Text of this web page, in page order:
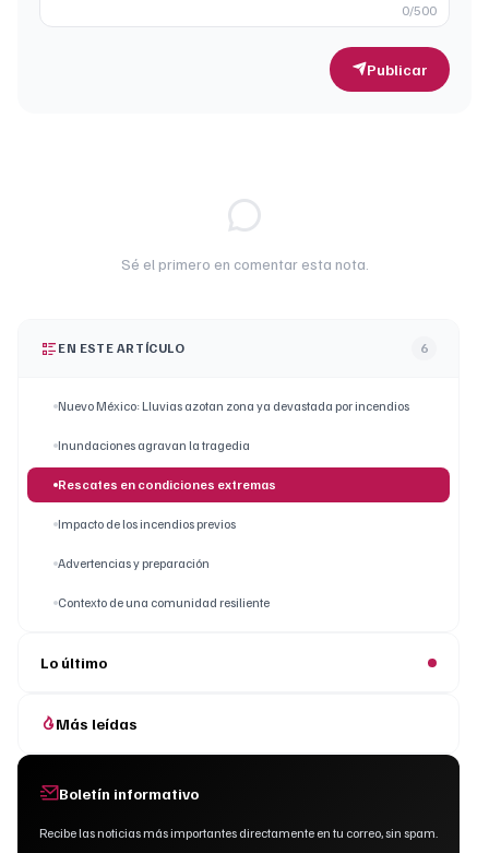
0/500
Publicar
Sé el primero en comentar esta nota.
EN ESTE ARTÍCULO 6
Nuevo México: Lluvias azotan zona ya devastada por incendios
Inundaciones agravan la tragedia
Rescates en condiciones extremas
Impacto de los incendios previos
Advertencias y preparación
Contexto de una comunidad resiliente
Lo último
Más leídas
Boletín informativo
Recibe las noticias más importantes directamente en tu correo, sin spam.